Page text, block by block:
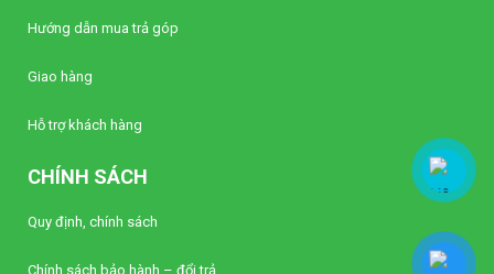
Hướng dẫn mua trả góp
Giao hàng
Hỗ trợ khách hàng
CHÍNH SÁCH
Quy định, chính sách
Chính sách bảo hành – đổi trả